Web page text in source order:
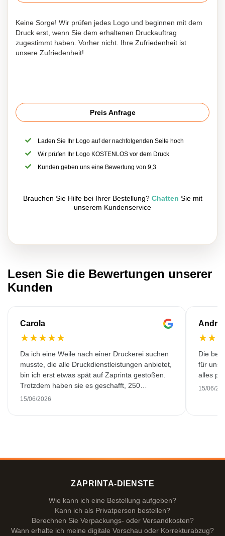
Keine Sorge! Wir prüfen jedes Logo und beginnen mit dem
Druck erst, wenn Sie dem erhaltenen Druckauftrag
zugestimmt haben. Vorher nicht. Ihre Zufriedenheit ist
unsere Zufriedenheit!
Preis Anfrage
Laden Sie Ihr Logo auf der nachfolgenden Seite hoch
Wir prüfen Ihr Logo KOSTENLOS vor dem Druck
Kunden geben uns eine Bewertung von 9,3
Brauchen Sie Hilfe bei Ihrer Bestellung? Chatten Sie mit
unserem Kundenservice
Lesen Sie die Bewertungen unserer
Kunden
Carola
★★★★★
Da ich eine Weile nach einer Druckerei suchen
musste, die alle Druckdienstleistungen anbietet,
bin ich erst etwas spät auf Zaprinta gestoßen.
Trotzdem haben sie es geschafft, 250
wunderschön bedruckte Emaillebecher
15/06/2026
★★
Die
für
alles
15/06/
ZAPRINTA-DIENSTE
Wie kann ich eine Bestellung aufgeben?
Kann ich als Privatperson bestellen?
Berechnen Sie Verpackungs- oder Versandkosten?
Wann erhalte ich meine digitale Vorschau oder Korrekturabzug?